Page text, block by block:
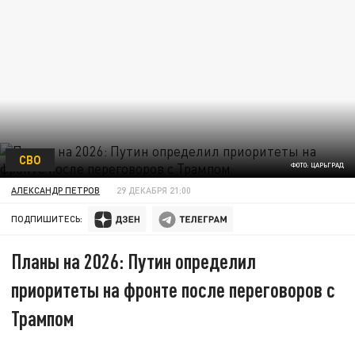
ФОТО: ЦАРЬГРАД
СВО
АЛЕКСАНДР ПЕТРОВ 29 ДЕКАБРЯ 21:00
ПОДПИШИТЕСЬ:
Планы на 2026: Путин определил
приоритеты на фронте после переговоров с
Трампом